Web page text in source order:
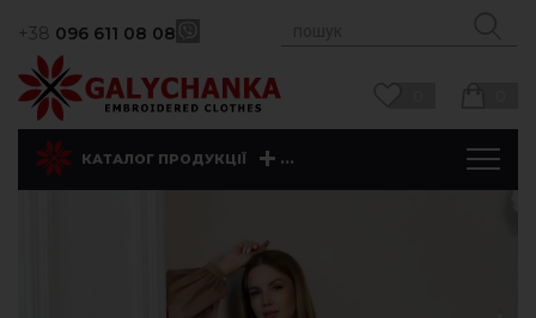
+38 096 611 08 08
КАТАЛОГ ПРОДУКЦІЇ ...